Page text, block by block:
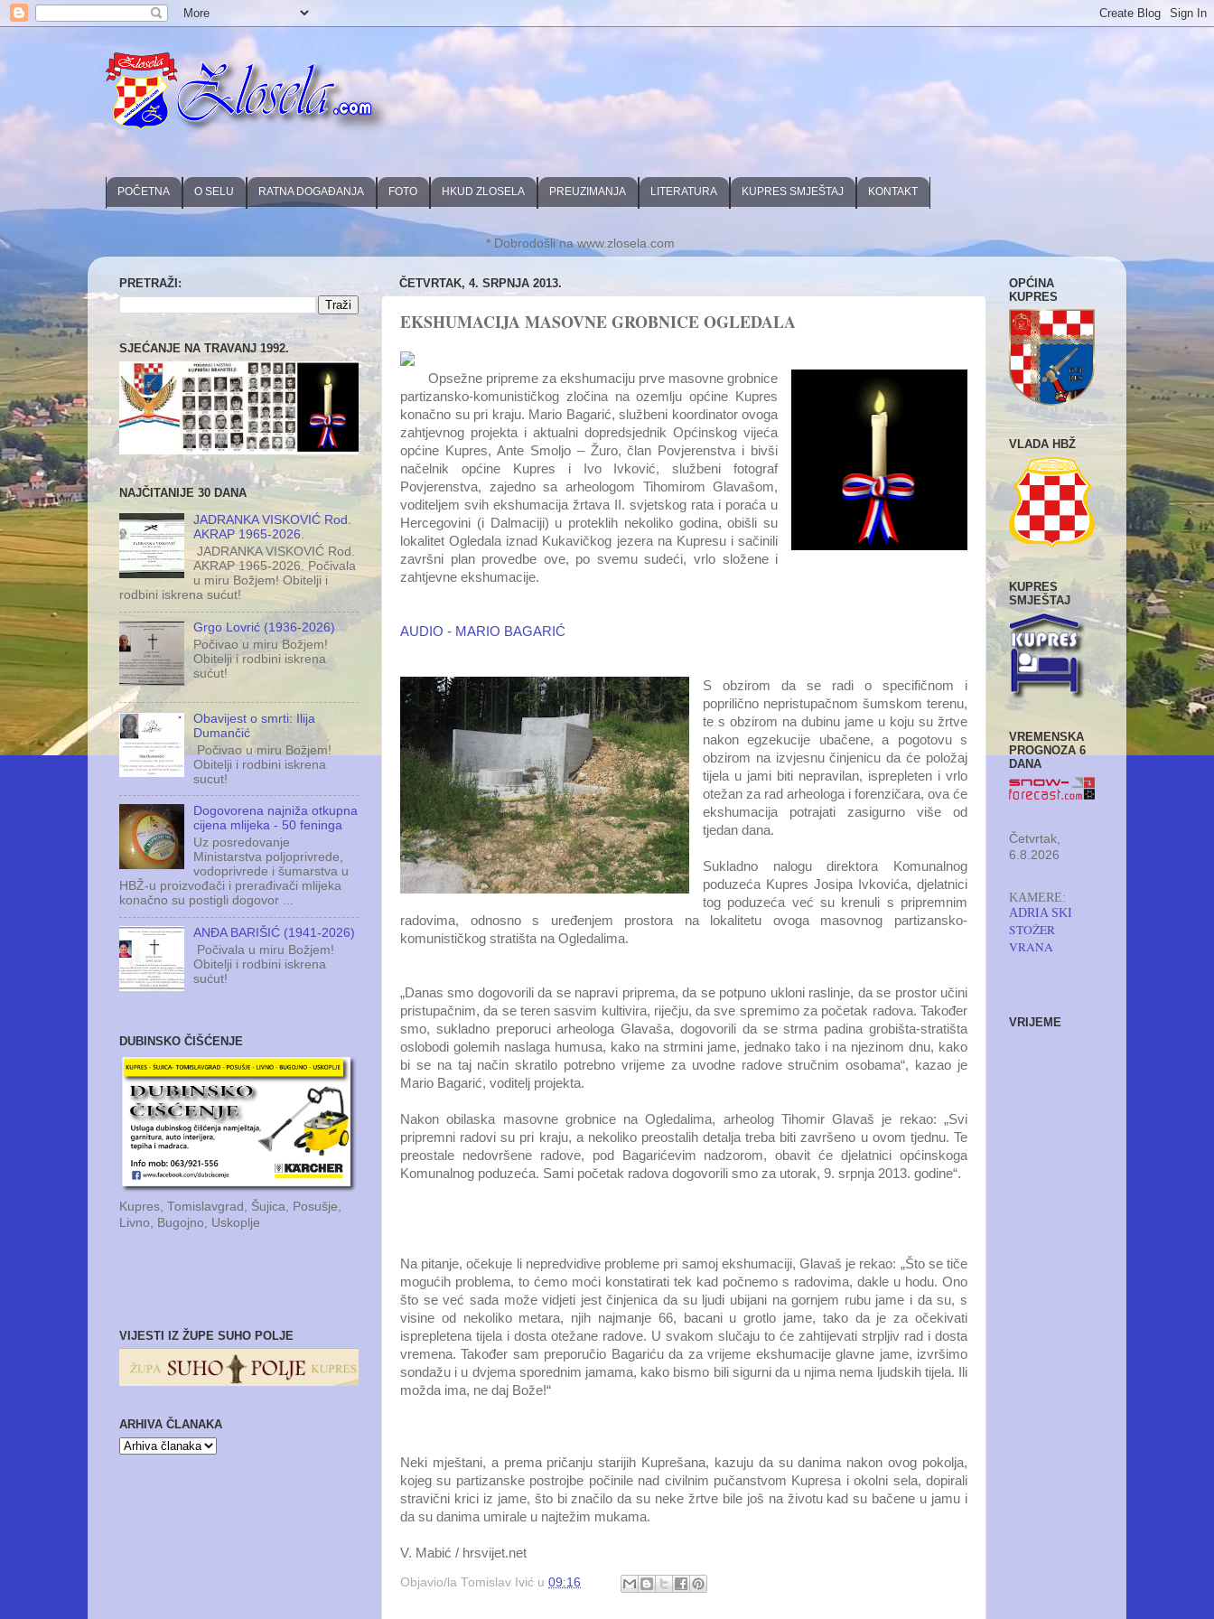
POČETNA O SELU RATNA DOGAĐANJA FOTO HKUD ZLOSELA PREUZIMANJA LITERATURA KUPRES SMJEŠTAJ KONTAKT
* Dobrodošli na www.zlosela.com
ČETVRTAK, 4. SRPNJA 2013.
EKSHUMACIJA MASOVNE GROBNICE OGLEDALA
Opsežne pripreme za ekshumaciju prve masovne grobnice
partizansko-komunističkog zločina na ozemlju općine Kupres
konačno su pri kraju. Mario Bagarić, službeni koordinator ovoga
zahtjevnog projekta i aktualni dopredsjednik Općinskog vijeća
općine Kupres, Ante Smoljo – Žuro, član Povjerenstva i bivši
načelnik općine Kupres i Ivo Ivković, službeni fotograf
Povjerenstva, zajedno sa arheologom Tihomirom Glavašom,
voditeljem svih ekshumacija žrtava II. svjetskog rata i poraća u
Hercegovini (i Dalmaciji) u proteklih nekoliko godina, obišli su
lokalitet Ogledala iznad Kukavičkog jezera na Kupresu i sačinili
završni plan provedbe ove, po svemu sudeći, vrlo složene i
zahtjevne ekshumacije.
AUDIO - MARIO BAGARIĆ
S obzirom da se radi o specifičnom i
poprilično nepristupačnom šumskom terenu,
te s obzirom na dubinu jame u koju su žrtve
nakon egzekucije ubačene, a pogotovu s
obzirom na izvjesnu činjenicu da će položaj
tijela u jami biti nepravilan, isprepleten i vrlo
otežan za rad arheologa i forenzičara, ova će
ekshumacija potrajati zasigurno više od
tjedan dana.
Sukladno nalogu direktora Komunalnog
poduzeća Kupres Josipa Ivkovića, djelatnici
tog poduzeća već su krenuli s pripremnim
radovima, odnosno s uređenjem prostora na lokalitetu ovoga masovnog partizansko-
komunističkog stratišta na Ogledalima.
„Danas smo dogovorili da se napravi priprema, da se potpuno ukloni raslinje, da se prostor učini
pristupačnim, da se teren sasvim kultivira, riječju, da sve spremimo za početak radova. Također
smo, sukladno preporuci arheologa Glavaša, dogovorili da se strma padina grobišta-stratišta
oslobodi golemih naslaga humusa, kako na strmini jame, jednako tako i na njezinom dnu, kako
bi se na taj način skratilo potrebno vrijeme za uvodne radove stručnim osobama“, kazao je
Mario Bagarić, voditelj projekta.
Nakon obilaska masovne grobnice na Ogledalima, arheolog Tihomir Glavaš je rekao: „Svi
pripremni radovi su pri kraju, a nekoliko preostalih detalja treba biti završeno u ovom tjednu. Te
preostale nedovršene radove, pod Bagarićevim nadzorom, obavit će djelatnici općinskoga
Komunalnog poduzeća. Sami početak radova dogovorili smo za utorak, 9. srpnja 2013. godine“.
Na pitanje, očekuje li nepredvidive probleme pri samoj ekshumaciji, Glavaš je rekao: „Što se tiče
mogućih problema, to ćemo moći konstatirati tek kad počnemo s radovima, dakle u hodu. Ono
što se već sada može vidjeti jest činjenica da su ljudi ubijani na gornjem rubu jame i da su, s
visine od nekoliko metara, njih najmanje 66, bacani u grotlo jame, tako da je za očekivati
isprepletena tijela i dosta otežane radove. U svakom slučaju to će zahtijevati strpljiv rad i dosta
vremena. Također sam preporučio Bagariću da za vrijeme ekshumacije glavne jame, izvršimo
sondažu i u dvjema sporednim jamama, kako bismo bili sigurni da u njima nema ljudskih tijela. Ili
možda ima, ne daj Bože!“
Neki mještani, a prema pričanju starijih Kuprešana, kazuju da su danima nakon ovog pokolja,
kojeg su partizanske postrojbe počinile nad civilnim pučanstvom Kupresa i okolni sela, dopirali
stravični krici iz jame, što bi značilo da su neke žrtve bile još na životu kad su bačene u jamu i
da su danima umirale u najtežim mukama.
V. Mabić / hrsvijet.net
Objavio/la Tomislav Ivić u 09:16
PRETRAŽI:
SJEĆANJE NA TRAVANJ 1992.
NAJČITANIJE 30 DANA
JADRANKA VISKOVIĆ Rod.
AKRAP 1965-2026.
JADRANKA VISKOVIĆ Rod.
AKRAP 1965-2026. Počivala
u miru Božjem! Obitelji i
rodbini iskrena sućut!
Grgo Lovrić (1936-2026)
Počivao u miru Božjem!
Obitelji i rodbini iskrena
sućut!
Obavijest o smrti: Ilija
Dumančić
Počivao u miru Božjem!
Obitelji i rodbini iskrena
sucut!
Dogovorena najniža otkupna
cijena mlijeka - 50 feninga
Uz posredovanje
Ministarstva poljoprivrede,
vodoprivrede i šumarstva u
HBŽ-u proizvođači i prerađivači mlijeka
konačno su postigli dogovor ...
ANĐA BARIŠIĆ (1941-2026)
Počivala u miru Božjem!
Obitelji i rodbini iskrena
sućut!
DUBINSKO ČIŠĆENJE
Kupres, Tomislavgrad, Šujica, Posušje,
Livno, Bugojno, Uskoplje
VIJESTI IZ ŽUPE SUHO POLJE
ARHIVA ČLANAKA
OPĆINA
KUPRES
VLADA HBŽ
KUPRES
SMJEŠTAJ
VREMENSKA
PROGNOZA 6
DANA
Četvrtak,
6.8.2026
KAMERE:
ADRIA SKI
STOŽER
VRANA
VRIJEME